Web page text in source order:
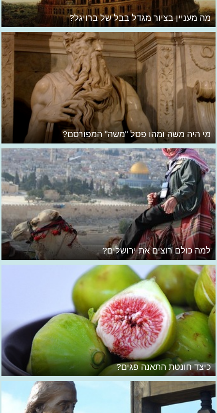
מה מעניין בציור מגדל בבל של ברויגל?
מי היה משה ומהו פסל "משה" המפורסם?
למה כולם רוצים את ירושלים?
כיצד חונטת התאנה פגים?